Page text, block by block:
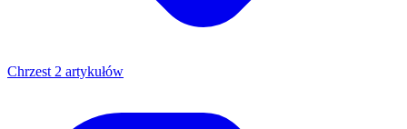
Chrzest 2 artykułów